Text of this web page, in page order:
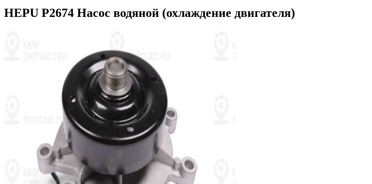
HEPU P2674 Насос водяной (охлаждение двигателя)